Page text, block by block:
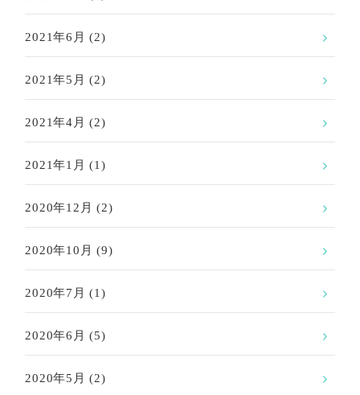
2021年6月 (2)
2021年5月 (2)
2021年4月 (2)
2021年1月 (1)
2020年12月 (2)
2020年10月 (9)
2020年7月 (1)
2020年6月 (5)
2020年5月 (2)